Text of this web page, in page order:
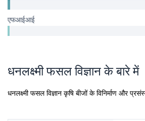
एफआईआई
धनलक्ष्मी फसल विज्ञान के बारे में
धनलक्ष्मी फसल विज्ञान कृषि बीजों के विनिर्माण और